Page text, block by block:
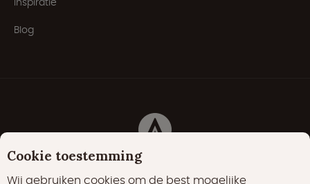
Blog
Cookie toestemming
Wij gebruiken cookies om de best mogelijke